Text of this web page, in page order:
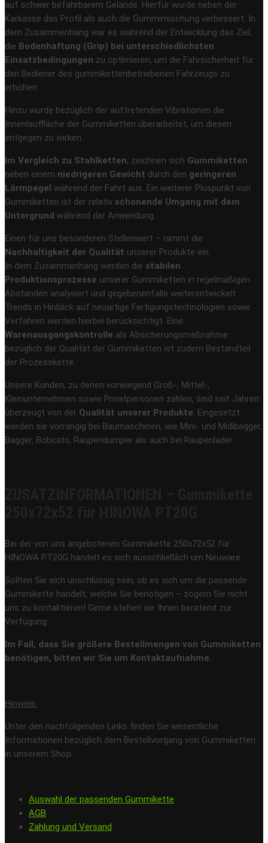
auf schwer befahrbarem Gelände. Hierfür wurde neben der
Karkasse das Profil als auch die Gummimischung verbessert. In
dem Zusammenhang war es während der Entwicklung das Ziel,
die Bodenhaftung (Grip) bei unterschiedlichsten
Einsatzbedingungen zu optimieren, um die Fahrsicherheit für
den Bediener des gummikettenbetriebenen Fahrzeugs zu
erhöhen.
Hinzu wurde bezüglich der auftretenden Vibrationen die
Innenlauffläche der Gummiketten überarbeitet, um diesen
entgegen zu wirken.
Im Vergleich zu Stahlketten, zeichnen sich Gummiketten
neben einem niedrigeren Gewicht durch den geringeren
Lärmpegel während der Fahrt aus. Ein weiterer Pluspunkt von
Gummiketten ist der relativ schonende Umgang mit dem
Untergrund während der Anwendung.
Einen für uns besonderen Stellenwert – nimmt die
Nachhaltigkeit der Qualität unserer Produkte ein.
In dem Zusammenhang werden die stabilen
Produktionsprozesse unserer Gummiketten in regelmäßigen
Abständen analysiert und gegebenenfalls weiterentwickelt.
Trends in Hinblick auf neuartige Fertigungstechnologien sowie
Verfahren werden hierbei berücksichtigt. Eine
Warenausgangskontrolle als Absicherungsmaßnahme
bezüglich der Qualität der Gummiketten ist zudem Bestandteil
der Prozesskette.
Unsere Kunden, zu denen vorwiegend Groß-, Mittel-,
Kleinunternehmen sowie Privatpersonen zählen, sind seit Jahren
überzeugt von der Qualität unserer Produkte. Eingesetzt
werden sie vorrangig bei Baumaschinen, wie Mini- und Midibagger,
Bagger, Bobcats, Raupendumper als auch bei Raupenlader.
Bei der von uns angebotenen Gummikette 250x72x52 für
HINOWA PT20G handelt es sich ausschließlich um Neuware.
Sollten Sie sich unschlüssig sein, ob es sich um die passende
Gummikette handelt, welche Sie benötigen – zögern Sie nicht
uns zu kontaktieren! Gerne stehen wir Ihnen beratend zur
Verfügung.
Im Fall, dass Sie größere Bestellmengen von Gummiketten
benötigen, bitten wir Sie um Kontaktaufnahme.
Hinweis:
Unter den nachfolgenden Links finden Sie wesentliche
Informationen bezüglich dem Bestellvorgang von Gummiketten
in unserem Shop:
Auswahl der passenden Gummikette
AGB
Zahlung und Versand